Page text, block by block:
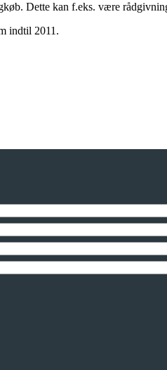
Dette kan f.eks. være
indtil 2011.